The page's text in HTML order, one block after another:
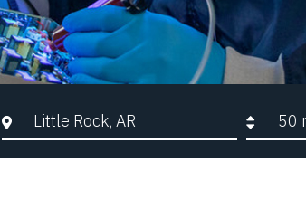
Ville, Région ou Code postal